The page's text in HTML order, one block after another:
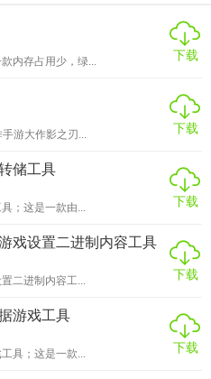
身涂装，游戏背景可更改，也
价
主题的优秀的3dmmotps在线
内存占用少，绿...
下载
游大作影之刃...
下载
储工具
；这是一款由...
下载
戏设置二进制内容工具
二进制内容工...
下载
游戏工具
具；这是一款...
下载